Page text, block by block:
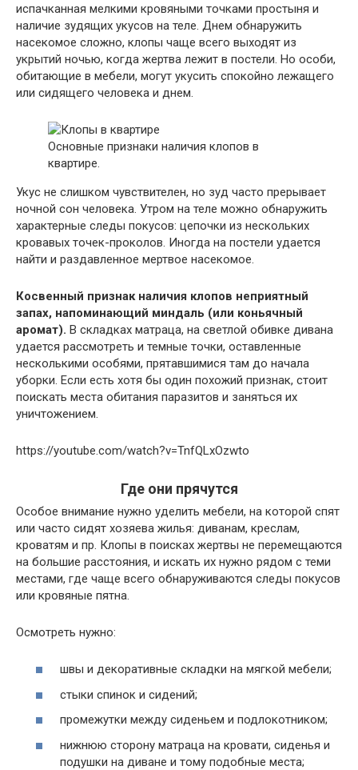
испачканная мелкими кровяными точками простыня и
наличие зудящих укусов на теле. Днем обнаружить
насекомое сложно, клопы чаще всего выходят из
укрытий ночью, когда жертва лежит в постели. Но особи,
обитающие в мебели, могут укусить спокойно лежащего
или сидящего человека и днем.
Основные признаки наличия клопов в
квартире.
Укус не слишком чувствителен, но зуд часто прерывает
ночной сон человека. Утром на теле можно обнаружить
характерные следы покусов: цепочки из нескольких
кровавых точек-проколов. Иногда на постели удается
найти и раздавленное мертвое насекомое.
Косвенный признак наличия клопов неприятный
запах, напоминающий миндаль (или коньячный
аромат). В складках матраца, на светлой обивке дивана
удается рассмотреть и темные точки, оставленные
несколькими особями, прятавшимися там до начала
уборки. Если есть хотя бы один похожий признак, стоит
поискать места обитания паразитов и заняться их
уничтожением.
https://youtube.com/watch?v=TnfQLxOzwto
Где они прячутся
Особое внимание нужно уделить мебели, на которой спят
или часто сидят хозяева жилья: диванам, креслам,
кроватям и пр. Клопы в поисках жертвы не перемещаются
на большие расстояния, и искать их нужно рядом с теми
местами, где чаще всего обнаруживаются следы покусов
или кровяные пятна.
Осмотреть нужно:
швы и декоративные складки на мягкой мебели;
стыки спинок и сидений;
промежутки между сиденьем и подлокотником;
нижнюю сторону матраца на кровати, сиденья и
подушки на диване и тому подобные места;